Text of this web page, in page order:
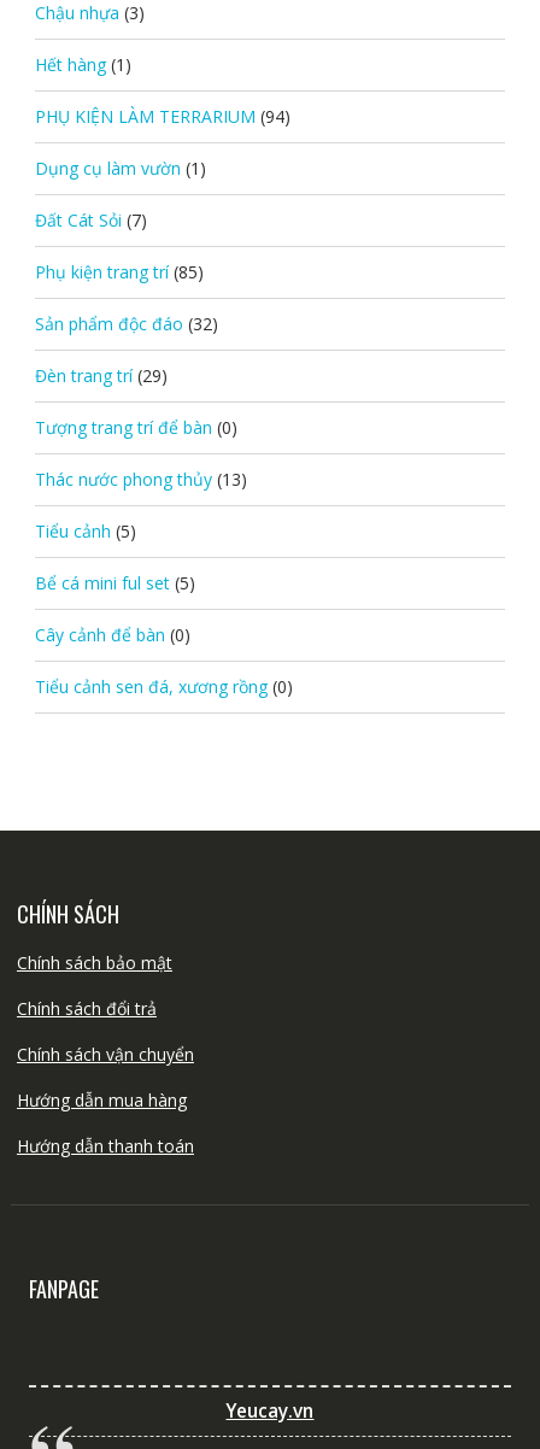
Chậu nhựa (3)
Hết hàng (1)
PHỤ KIỆN LÀM TERRARIUM (94)
Dụng cụ làm vườn (1)
Đất Cát Sỏi (7)
Phụ kiện trang trí (85)
Sản phẩm độc đáo (32)
Đèn trang trí (29)
Tượng trang trí để bàn (0)
Thác nước phong thủy (13)
Tiểu cảnh (5)
Bể cá mini ful set (5)
Cây cảnh để bàn (0)
Tiểu cảnh sen đá, xương rồng (0)
CHÍNH SÁCH
Chính sách bảo mật
Chính sách đổi trả
Chính sách vận chuyển
Hướng dẫn mua hàng
Hướng dẫn thanh toán
FANPAGE
Yeucay.vn